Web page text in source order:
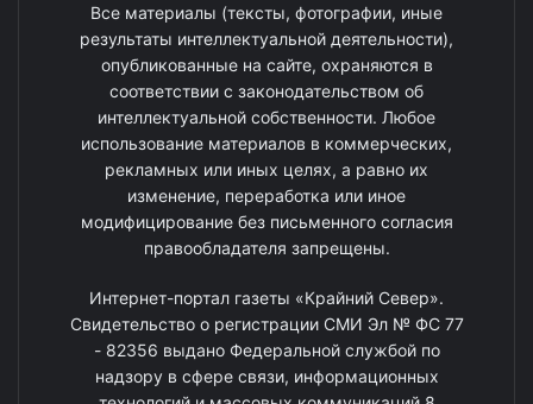
Все материалы (тексты, фотографии, иные
результаты интеллектуальной деятельности),
опубликованные на сайте, охраняются в
соответствии с законодательством об
интеллектуальной собственности. Любое
использование материалов в коммерческих,
рекламных или иных целях, а равно их
изменение, переработка или иное
модифицирование без письменного согласия
правообладателя запрещены.
Интернет-портал газеты «Крайний Север».
Свидетельство о регистрации СМИ Эл № ФС 77
- 82356 выдано Федеральной службой по
надзору в сфере связи, информационных